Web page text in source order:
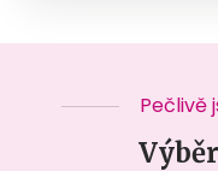
Pečlivě